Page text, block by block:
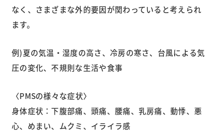
なく、さまざまな外的要因が関わっていると考えられ
ます。
例)夏の気温・湿度の高さ、冷房の寒さ、台風による気
圧の変化、不規則な生活や食事
〈PMSの様々な症状〉
身体症状：下腹部痛、頭痛、腰痛、乳房痛、動悸、悪
心、めまい、ムクミ、イライラ感